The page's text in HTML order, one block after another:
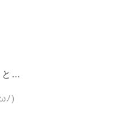
と…
ﾉ)